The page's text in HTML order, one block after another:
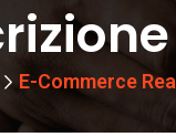
E-Commerce